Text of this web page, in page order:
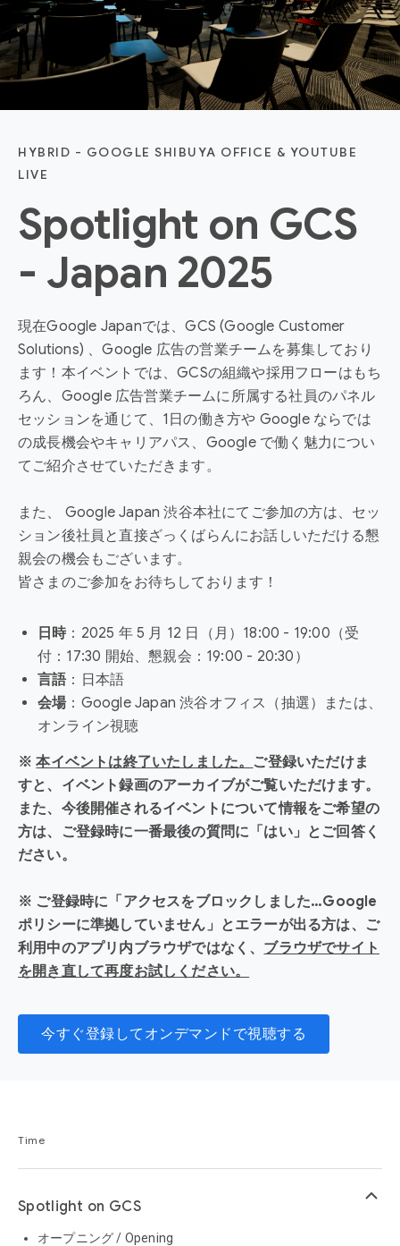
HYBRID - GOOGLE SHIBUYA OFFICE & YOUTUBE
LIVE
Spotlight on GCS
- Japan 2025
現在Google Japanでは、GCS (Google Customer
Solutions) 、Google 広告の営業チームを募集しており
ます！本イベントでは、GCSの組織や採用フローはもち
ろん、Google 広告営業チームに所属する社員のパネル
セッションを通じて、1日の働き方や Google ならでは
の成長機会やキャリアパス、Google で働く魅力につい
てご紹介させていただきます。
また、 Google Japan 渋谷本社にてご参加の方は、セッ
ション後社員と直接ざっくばらんにお話しいただける懇
親会の機会もございます。
皆さまのご参加をお待ちしております！
日時：2025 年 5 月 12 日（月）18:00 - 19:00（受
付：17:30 開始、懇親会：19:00 - 20:30）
言語：日本語
会場：Google Japan 渋谷オフィス（抽選）または、
オンライン視聴
※本イベントは終了いたしました。 ご登録いただけま
すと、イベント録画のアーカイブがご覧いただけます。
また、今後開催されるイベントについて情報をご希望の
方は、ご登録時に一番最後の質問に「はい」とご回答く
ださい。
※ ご登録時に「アクセスをブロックしました…Google
ポリシーに準拠していません」とエラーが出る方は、ご
利用中のアプリ内ブラウザではなく、 ブラウザでサイト
を開き直して再度お試しください。
今すぐ登録してオンデマンドで視聴する
Time
Spotlight on GCS
オープニング / Opening
keyboard_arrow_up